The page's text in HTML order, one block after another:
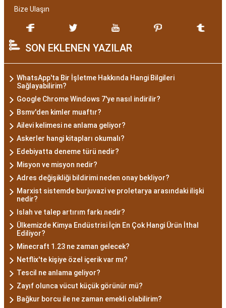
Bize Ulaşın
SON EKLENEN YAZILAR
WhatsApp'ta Bir İşletme Hakkında Hangi Bilgileri
Sağlayabilirim?
Google Chrome Windows 7'ye nasıl indirilir?
Bsmv'den kimler muaftır?
Ailevi kelimesi ne anlama geliyor?
Askerler hangi kitapları okumalı?
Edebiyatta deneme türü nedir?
Misyon ve misyon nedir?
Adres değişikliği bildirimi neden onay bekliyor?
Marxist sistemde burjuvazi ve proletarya arasındaki ilişki
nedir?
Islah ve talep artırım farkı nedir?
Ülkemizde Kimya Endüstrisi İçin En Çok Hangi Ürün İthal
Ediliyor?
Minecraft 1.23 ne zaman gelecek?
Netflix'te kişiye özel içerik var mı?
Tescil ne anlama geliyor?
Zayıf olunca vücut küçük görünür mü?
Bağkur borcu ile ne zaman emekli olabilirim?